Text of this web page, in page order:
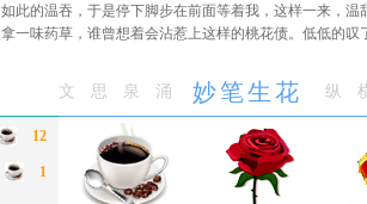
如此的温吞，于是停下脚步在前面等着我，这样一来，
拿一味药草，谁曾想着会沾惹上这样的桃花债。低低的叹
文思泉涌 妙笔生花 纵
12
1